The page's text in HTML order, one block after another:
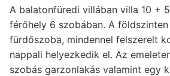
A balatonfüredi villában villa 10 +
férőhely 6 szobában. A
fürdőszoba, mindennel felszerelt
nappali helyezkedik el. Az
szobás garzonlakás valamint egy